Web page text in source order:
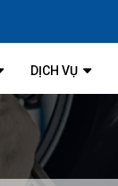
DỊCH VỤ